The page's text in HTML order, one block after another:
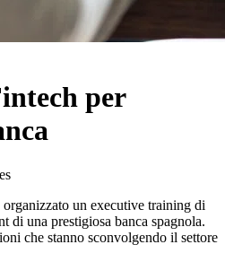
per
un executive training di
di una prestigiosa banca spagnola.
che stanno sconvolgendo il settore